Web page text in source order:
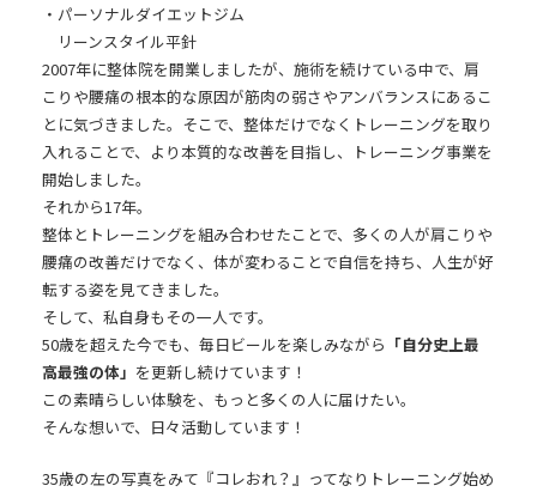
・パーソナルダイエットジム
リーンスタイル平針
2007年に整体院を開業しましたが、施術を続けている中で、肩
こりや腰痛の根本的な原因が筋肉の弱さやアンバランスにあるこ
とに気づきました。そこで、整体だけでなくトレーニングを取り
入れることで、より本質的な改善を目指し、トレーニング事業を
開始しました。
それから17年。
整体とトレーニングを組み合わせたことで、多くの人が肩こりや
腰痛の改善だけでなく、体が変わることで自信を持ち、人生が好
転する姿を見てきました。
そして、私自身もその一人です。
50歳を超えた今でも、毎日ビールを楽しみながら 「自分史上最
高最強の体」 を更新し続けています！
この素晴らしい体験を、もっと多くの人に届けたい。
そんな想いで、日々活動しています！
35歳の左の写真をみて『コレおれ？』ってなりトレーニング始め